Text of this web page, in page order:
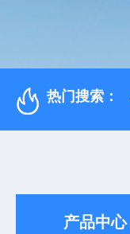
热门搜索：
产品中心